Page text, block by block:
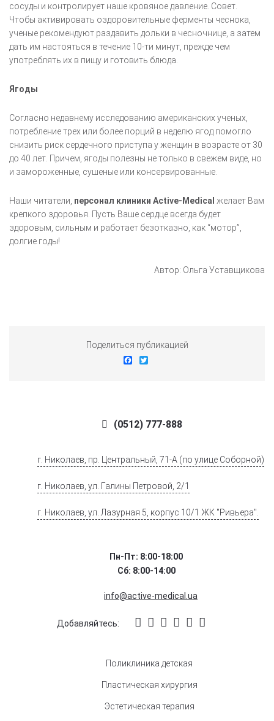
сосуды и контролирует наше кровяное давление. Совет.
Чтобы активировать оздоровительные ферменты чеснока,
ученые рекомендуют раздавить дольки в чесночнице, а затем
дать им настояться в течение 10-ти минут, прежде чем
употреблять их в пищу и готовить блюда.
Ягоды
Согласно недавнему исследованию американских ученых,
потребление трех или более порций в неделю ягод помогло
снизить риск сердечного приступа у женщин в возрасте от 30
до 40 лет. Причем, ягоды полезны не только в свежем виде, но
и замороженные, сушеные или консервированные.
Наши читатели, персонал клиники Active-Medical желает Вам
крепкого здоровья. Пусть Ваше сердце всегда будет
здоровым, сильным и работает безотказно, как “мотор”,
долгие годы!
Автор: Ольга Уставщикова
Поделиться публикацией
Facebook
(0512) 777-888
г. Николаев, пр. Центральный, 71-А (по улице Соборной)
г. Николаев, ул. Галины Петровой, 2/1
г. Николаев, ул. Лазурная 5, корпус 10/1 ЖК "Ривьера".
Пн-Пт: 8:00-18:00
Сб: 8:00-14:00
info@active-medical.ua
Добавляйтесь:
Поликлиника детская
Пластическая хирургия
Эстетическая терапия